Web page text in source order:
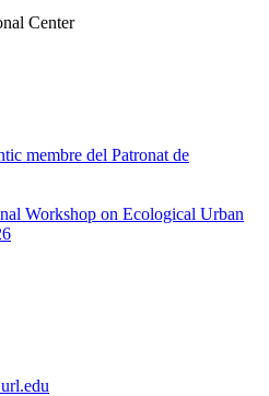
Center
membre del Patronat de
Workshop on Ecological Urban